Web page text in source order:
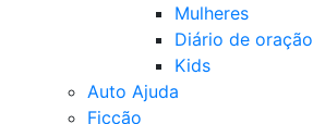
Mulheres
Diário de oração
Kids
Auto Ajuda
Ficção